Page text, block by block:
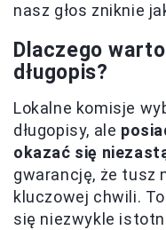
nasz głos zniknie
Dlaczego
długopis?
Lokalne komisje
długopisy, ale
okazać się
gwarancję, że tusz
kluczowej chwili.
się niezwykle